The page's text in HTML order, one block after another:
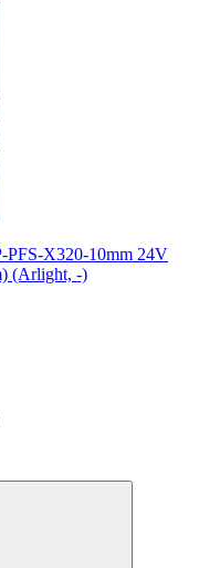
PFS-X320-10mm 24V
(Arlight, -)